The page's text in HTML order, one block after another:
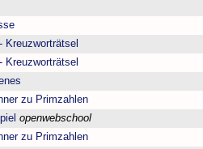
Kreuzworträtsel
Kreuzworträtsel
zu Primzahlen
openwebschool
zu Primzahlen